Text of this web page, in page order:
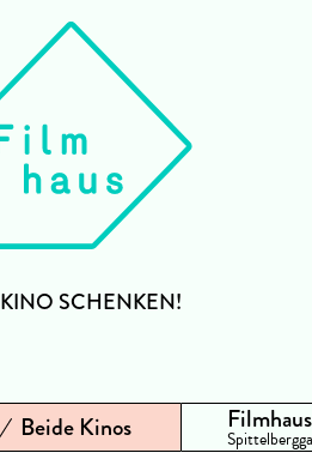
KINO SCHENKEN!
Beide Kinos